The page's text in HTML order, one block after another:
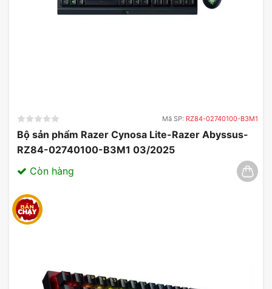
Cuộn bánh xe của con chuột này khá linh hoạt và
nó làm cho việc làm việc trên máy tính và duyệt
internet dễ dàng cho người sử dụng.
Tương thích đa dạng nền tảng
Mã SP: RZ84-02740100-B3M1
Bộ sản phẩm Razer Cynosa Lite-Razer Abyssus-
RZ84-02740100-B3M1 03/2025
Còn hàng